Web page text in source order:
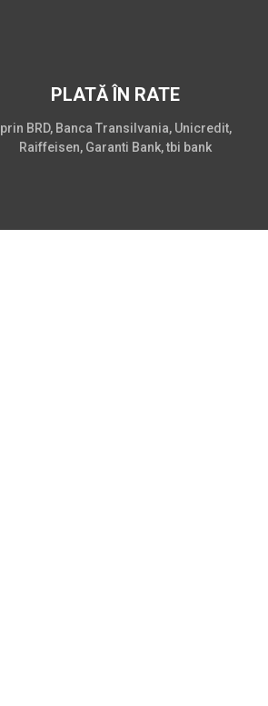
PLATĂ ÎN RATE
prin BRD, Banca Transilvania, Unicredit,
Raiffeisen, Garanti Bank, tbi bank